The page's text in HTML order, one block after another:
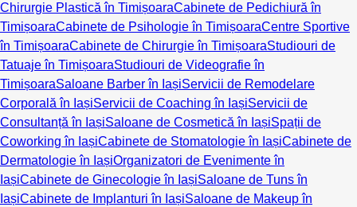
Chirurgie Plastică în TimișoaraCabinete de Pedichiură în
TimișoaraCabinete de Psihologie în TimișoaraCentre Sportive
în TimișoaraCabinete de Chirurgie în TimișoaraStudiouri de
Tatuaje în TimișoaraStudiouri de Videografie în
TimișoaraSaloane Barber în IașiServicii de Remodelare
Corporală în IașiServicii de Coaching în IașiServicii de
Consultanță în IașiSaloane de Cosmetică în IașiSpații de
Coworking în IașiCabinete de Stomatologie în IașiCabinete de
Dermatologie în IașiOrganizatori de Evenimente în
IașiCabinete de Ginecologie în IașiSaloane de Tuns în
IașiCabinete de Implanturi în IașiSaloane de Makeup în